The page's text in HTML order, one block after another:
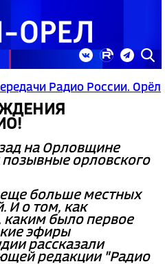
Радио России. Орёл
на Орловщине
орловского
еще больше местных
И о том, как
каким было первое
эфиры
рассказали
редакции "Радио